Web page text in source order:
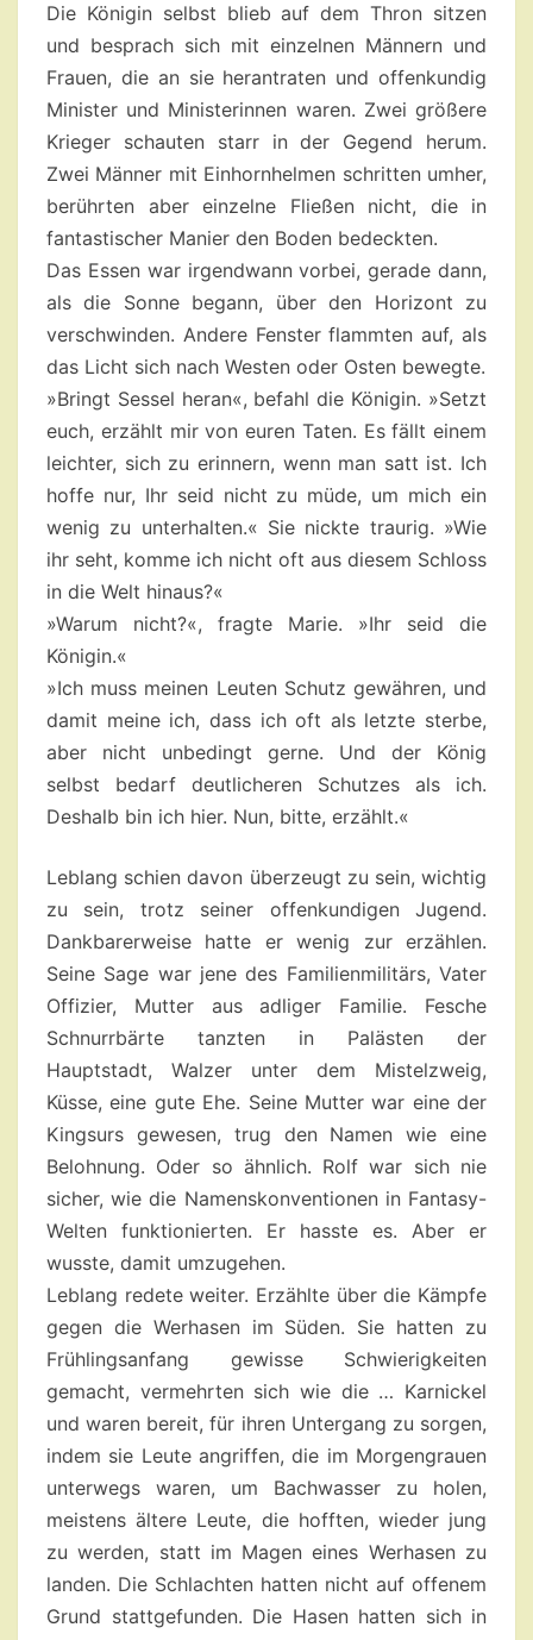
Die Königin selbst blieb auf dem Thron sitzen
und besprach sich mit einzelnen Männern und
Frauen, die an sie herantraten und offenkundig
Minister und Ministerinnen waren. Zwei größere
Krieger schauten starr in der Gegend herum.
Zwei Männer mit Einhornhelmen schritten umher,
berührten aber einzelne Fließen nicht, die in
fantastischer Manier den Boden bedeckten.
Das Essen war irgendwann vorbei, gerade dann,
als die Sonne begann, über den Horizont zu
verschwinden. Andere Fenster flammten auf, als
das Licht sich nach Westen oder Osten bewegte.
»Bringt Sessel heran«, befahl die Königin. »Setzt
euch, erzählt mir von euren Taten. Es fällt einem
leichter, sich zu erinnern, wenn man satt ist. Ich
hoffe nur, Ihr seid nicht zu müde, um mich ein
wenig zu unterhalten.« Sie nickte traurig. »Wie
ihr seht, komme ich nicht oft aus diesem Schloss
in die Welt hinaus?«
»Warum nicht?«, fragte Marie. »Ihr seid die
Königin.«
»Ich muss meinen Leuten Schutz gewähren, und
damit meine ich, dass ich oft als letzte sterbe,
aber nicht unbedingt gerne. Und der König
selbst bedarf deutlicheren Schutzes als ich.
Deshalb bin ich hier. Nun, bitte, erzählt.«
Leblang schien davon überzeugt zu sein, wichtig
zu sein, trotz seiner offenkundigen Jugend.
Dankbarerweise hatte er wenig zur erzählen.
Seine Sage war jene des Familienmilitärs, Vater
Offizier, Mutter aus adliger Familie. Fesche
Schnurrbärte tanzten in Palästen der
Hauptstadt, Walzer unter dem Mistelzweig,
Küsse, eine gute Ehe. Seine Mutter war eine der
Kingsurs gewesen, trug den Namen wie eine
Belohnung. Oder so ähnlich. Rolf war sich nie
sicher, wie die Namenskonventionen in Fantasy-
Welten funktionierten. Er hasste es. Aber er
wusste, damit umzugehen.
Leblang redete weiter. Erzählte über die Kämpfe
gegen die Werhasen im Süden. Sie hatten zu
Frühlingsanfang gewisse Schwierigkeiten
gemacht, vermehrten sich wie die … Karnickel
und waren bereit, für ihren Untergang zu sorgen,
indem sie Leute angriffen, die im Morgengrauen
unterwegs waren, um Bachwasser zu holen,
meistens ältere Leute, die hofften, wieder jung
zu werden, statt im Magen eines Werhasen zu
landen. Die Schlachten hatten nicht auf offenem
Grund stattgefunden. Die Hasen hatten sich in